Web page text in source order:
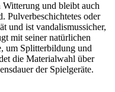
und bleibt auch
Pulverbeschichtetes oder
und ist vandalismussicher,
mit seiner natürlichen
um Splitterbildung und
die Materialwahl über
der Spielgeräte.